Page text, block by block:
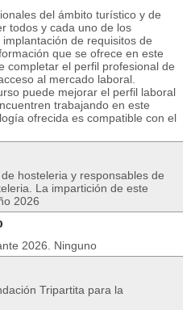
del ámbito turístico y de
todos y cada uno de los
de requisitos de
que se ofrece en este
completar el perfil profesional de
al mercado laboral.
puede mejorar el perfil laboral
trabajando en este
ofrecida es compatible con el
hosteleria y responsables de
La impartición de este
2026
2026. Ninguno
Tripartita para la